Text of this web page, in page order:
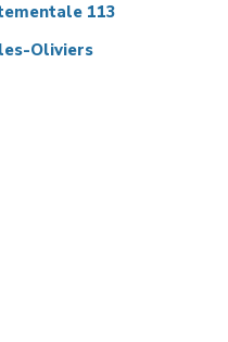
113
Oliviers